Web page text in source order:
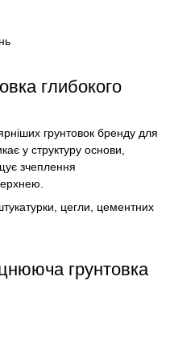
глибокого
грунтовок бренду для
у структуру основи,
зчеплення
цегли, цементних
грунтовка